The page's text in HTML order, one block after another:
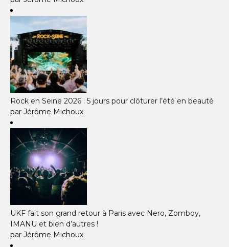
Rock en Seine 2026 : 5 jours pour clôturer l’été en beauté
par Jérôme Michoux
UKF fait son grand retour à Paris avec Nero, Zomboy,
IMANU et bien d’autres !
par Jérôme Michoux